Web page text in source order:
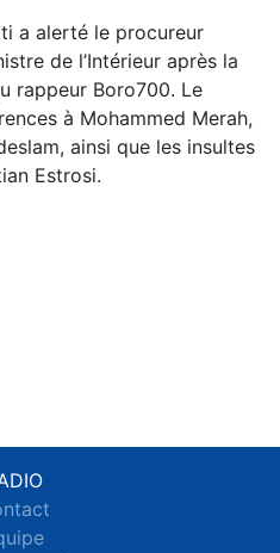
a alerté le procureur
de l’Intérieur après la
rappeur Boro700. Le
à Mohammed Merah,
ainsi que les insultes
Estrosi.